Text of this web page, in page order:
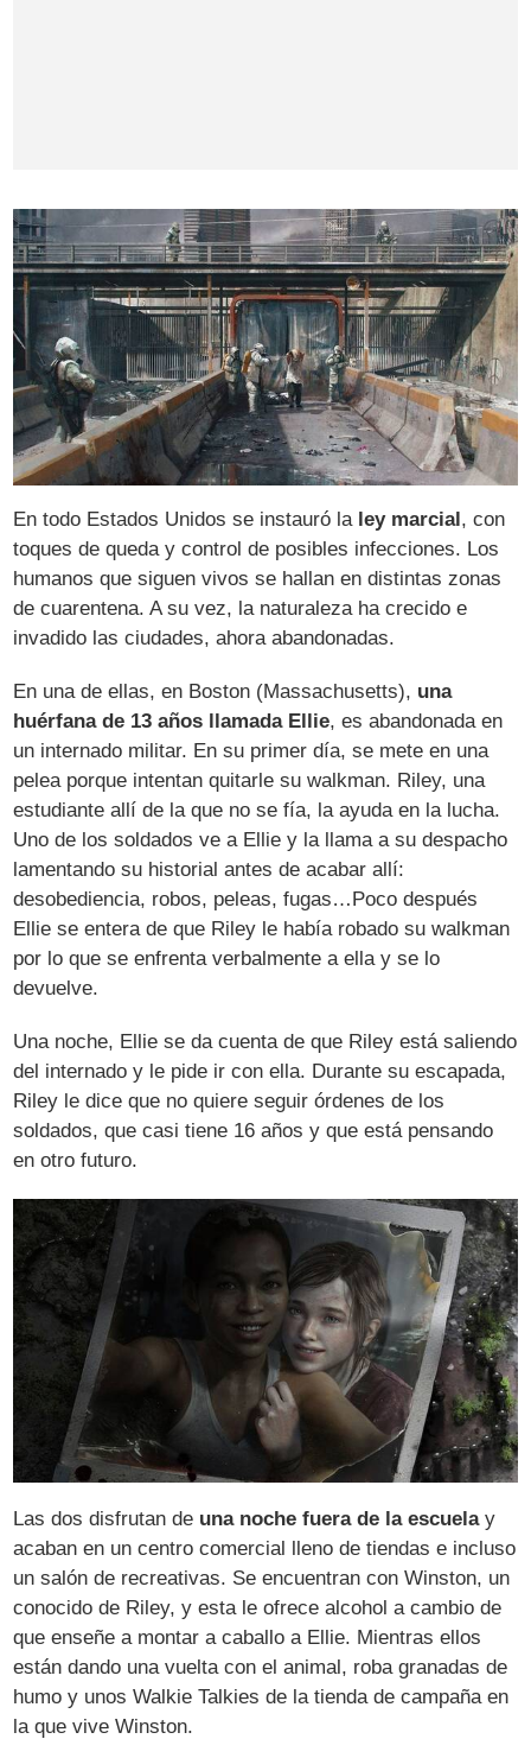
En todo Estados Unidos se instauró la ley marcial , con
toques de queda y control de posibles infecciones. Los
humanos que siguen vivos se hallan en distintas zonas
de cuarentena. A su vez, la naturaleza ha crecido e
invadido las ciudades, ahora abandonadas.
En una de ellas, en Boston (Massachusetts), una
huérfana de 13 años llamada Ellie, es abandonada en
un internado militar. En su primer día, se mete en una
pelea porque intentan quitarle su walkman. Riley, una
estudiante allí de la que no se fía, la ayuda en la lucha.
Uno de los soldados ve a Ellie y la llama a su despacho
lamentando su historial antes de acabar allí:
desobediencia, robos, peleas, fugas…Poco después
Ellie se entera de que Riley le había robado su walkman
por lo que se enfrenta verbalmente a ella y se lo
devuelve.
Una noche, Ellie se da cuenta de que Riley está saliendo
del internado y le pide ir con ella. Durante su escapada,
Riley le dice que no quiere seguir órdenes de los
soldados, que casi tiene 16 años y que está pensando
en otro futuro.
Las dos disfrutan de una noche fuera de la escuelay
acaban en un centro comercial lleno de tiendas e incluso
un salón de recreativas. Se encuentran con Winston, un
conocido de Riley, y esta le ofrece alcohol a cambio de
que enseñe a montar a caballo a Ellie. Mientras ellos
están dando una vuelta con el animal, roba granadas de
humo y unos Walkie Talkies de la tienda de campaña en
la que vive Winston.